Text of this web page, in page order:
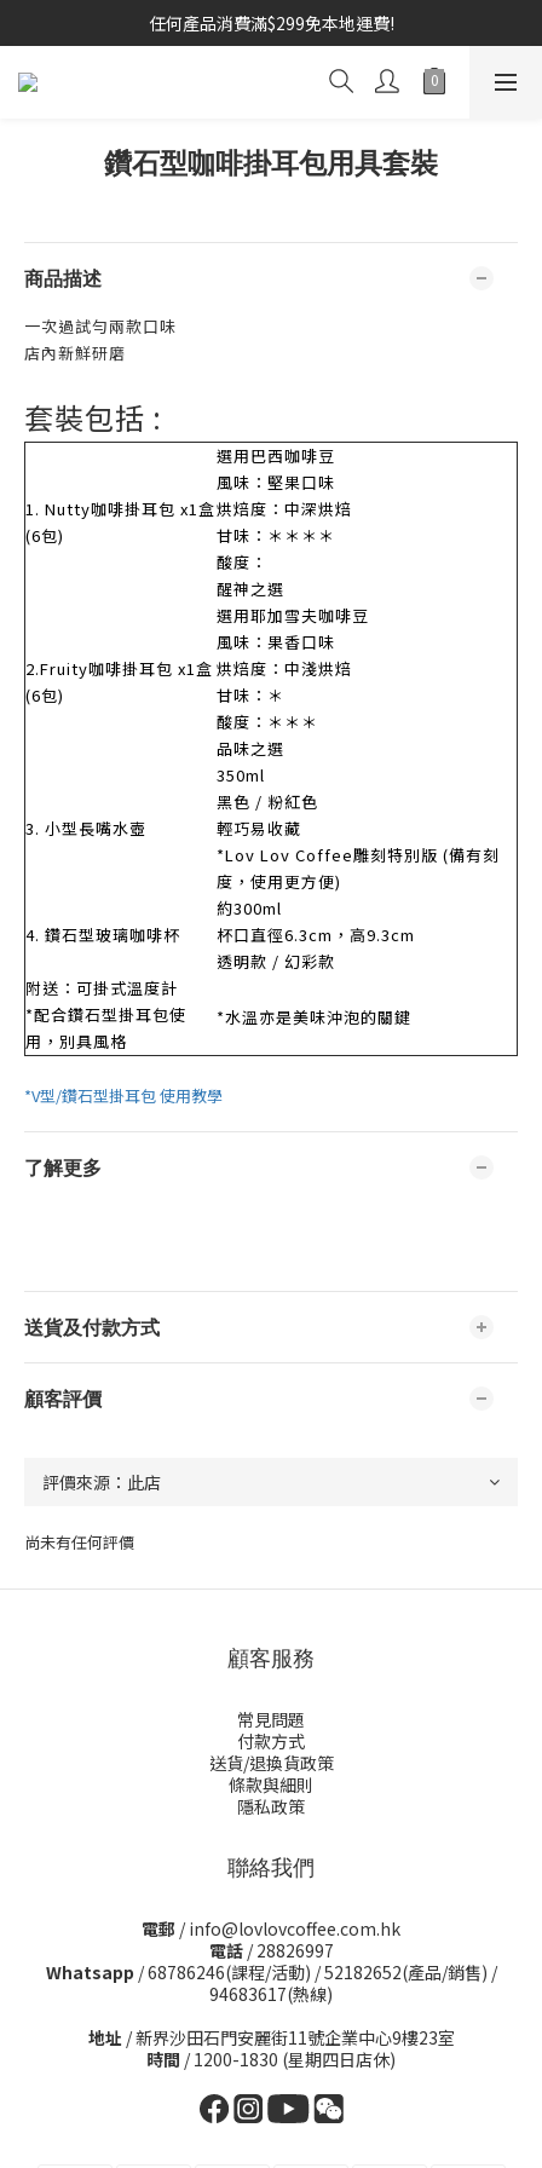
任何產品消費滿$299免本地運費!
鑽石型咖啡掛耳包用具套裝
商品描述
一次過試勻兩款口味
店內新鮮研磨
套裝包括 :
1. Nutty咖啡掛耳包 x1盒
(6包)
選用巴西咖啡豆
風味：堅果口味
烘焙度：中深烘焙
甘味：＊＊＊＊
酸度：
醒神之選
2.Fruity咖啡掛耳包 x1盒
(6包)
選用耶加雪夫咖啡豆
風味：果香口味
烘焙度：中淺烘焙
甘味：＊
酸度：＊＊＊
品味之選
3. 小型長嘴水壺
350ml
黑色 / 粉紅色
輕巧易收藏
*Lov Lov Coffee雕刻特別版 (備有刻
度，使用更方便)
4. 鑽石型玻璃咖啡杯
約300ml
杯口直徑6.3cm，高9.3cm
透明款 / 幻彩款
附送：可掛式溫度計
*配合鑽石型掛耳包使
用，別具風格
*水溫亦是美味沖泡的關鍵
*V型/鑽石型掛耳包 使用教學
了解更多
送貨及付款方式
顧客評價
尚未有任何評價
顧客服務
常見問題
付款方式
送貨/退換貨政策
條款與細則
隱私政策
聯絡我們
電郵 / info@lovlovcoffee.com.hk
電話/ 28826997
Whatsapp /68786246(課程/活動) /52182652(產品/銷售) /
94683617(熱線)
地址 / 新界沙田石門安麗街11號企業中心9樓23室
時間 / 1200-1830 (星期四日店休)